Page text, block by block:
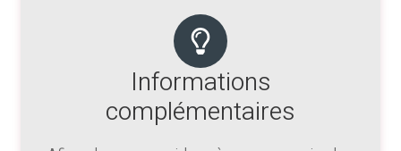
Informations
complémentaires